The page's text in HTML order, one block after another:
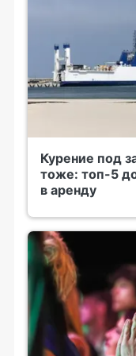
Курение под
тоже: топ-5
в аренду